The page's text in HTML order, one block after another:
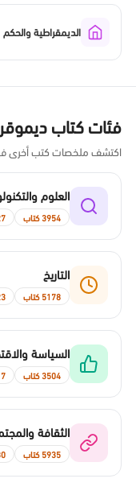
الديمقراطية والحكم
فئات كتاب
اكتشف ملخصات كتب أخرى
العلوم
3954 كتاب 27
التاريخ
5178 كتاب 23
السياسة
3504 كتاب 17
الثقافة
5935 كتاب 30